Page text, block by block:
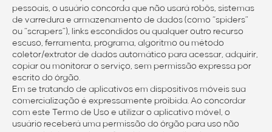
pessoais, o usuário concorda que não usará robôs, sistemas
de varredura e armazenamento de dados (como “spiders”
ou “scrapers”), links escondidos ou qualquer outro recurso
escuso, ferramenta, programa, algoritmo ou método
coletor/extrator de dados automático para acessar, adquirir,
copiar ou monitorar o serviço, sem permissão expressa por
escrito do órgão.
Em se tratando de aplicativos em dispositivos móveis sua
comercialização é expressamente proibida. Ao concordar
com este Termo de Uso e utilizar o aplicativo móvel, o
usuário receberá uma permissão do órgão para uso não